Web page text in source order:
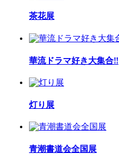
茶花展
華流ドラマ好き大集合‼
灯り展
青潮書道会全国展